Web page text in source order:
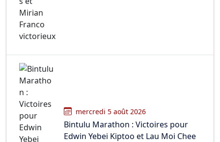
mercredi 5 août 2026
Bintulu Marathon : Victoires pour
Edwin Yebei Kiptoo et Lau Moi Chee